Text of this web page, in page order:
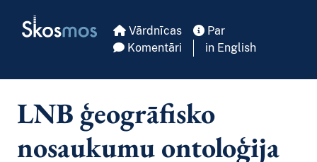
Skosmos Vārdnīcas
Par
Komentāri
in English
LNB ģeogrāfisko
nosaukumu ontoloģija